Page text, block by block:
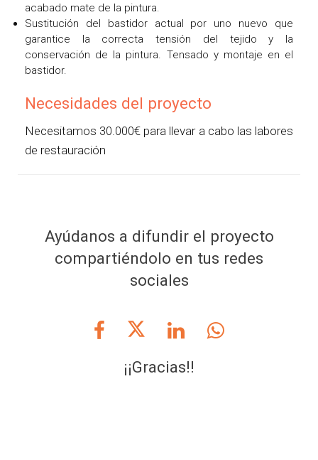
acabado mate de la pintura.
Sustitución del bastidor actual por uno nuevo que
garantice la correcta tensión del tejido y la
conservación de la pintura. Tensado y montaje en el
bastidor.
Necesidades del proyecto
Necesitamos 30.000€ para llevar a cabo las labores
de restauración
Ayúdanos a difundir el proyecto
compartiéndolo en tus redes
sociales
¡¡Gracias!!